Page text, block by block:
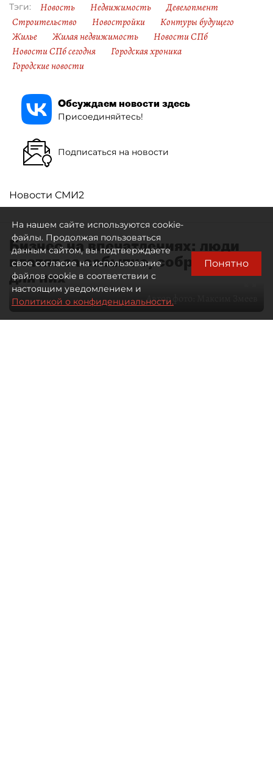
Тэги: Новость Недвижимость
Девелопмент
Строительство
Новостройки
Контуры будущего
Жилье
Жилая недвижимость
Новости СПб
Новости СПб сегодня
Городская хроника
Городские новости
Обсуждаем новости здесь
Присоединяйтесь!
Подписаться на новости
Новости СМИ2
Бизнес на впечатлениях: люди
платят за событие, собранное
для них
Автор фото:
На нашем сайте используются cookie-
файлы. Продолжая пользоваться
данным сайтом, вы подтверждаете
свое согласие на использование
файлов cookie в соответствии с
настоящим уведомлением и
Политикой о конфиденциальности.
Понятно